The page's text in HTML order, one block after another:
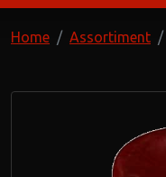
Home Assortiment